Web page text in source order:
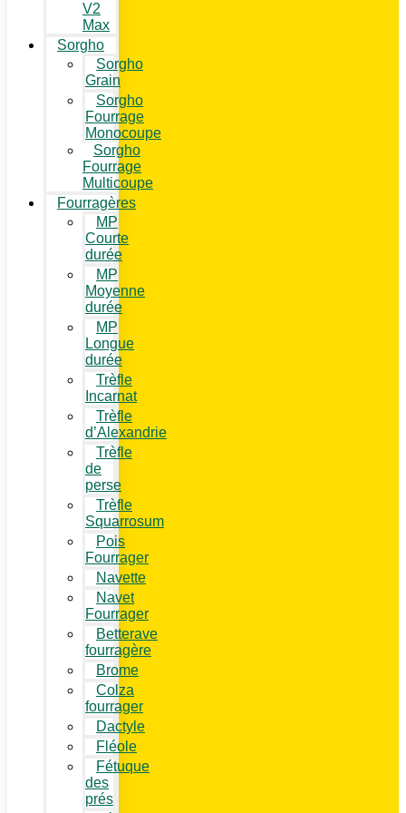
V2
Max
Sorgho
Sorgho
Grain
Sorgho
Fourrage
Monocoupe
Sorgho
Fourrage
Multicoupe
Fourragères
MP
Courte
durée
MP
Moyenne
durée
MP
Longue
durée
Trèfle
Incarnat
Trèfle
d’Alexandrie
Trèfle
de
perse
Trèfle
Squarrosum
Pois
Fourrager
Navette
Navet
Fourrager
Betterave
fourragère
Brome
Colza
fourrager
Dactyle
Fléole
Fétuque
des
prés